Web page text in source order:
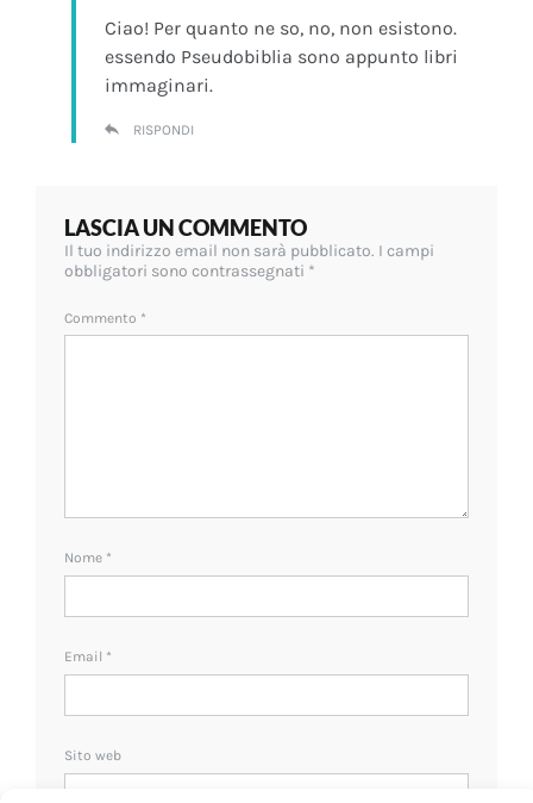
Ciao! Per quanto ne so, no, non esistono.
essendo Pseudobiblia sono appunto libri
immaginari.
RISPONDI
LASCIA UN COMMENTO
Il tuo indirizzo email non sarà pubblicato. I campi
obbligatori sono contrassegnati *
Commento *
Nome *
Email *
Sito web